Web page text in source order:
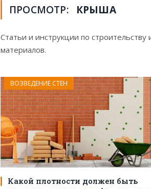
ПРОСМОТР: КРЫША
Статьи и инструкции по
материалов.
ВОЗВЕДЕНИЕ СТЕН
Какой плотности должен быть